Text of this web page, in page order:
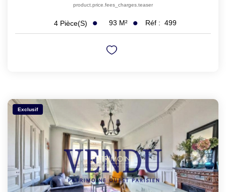
product.price.fees_charges.teaser
4 Pièce(s) 93 M² Réf : 499
Exclusif